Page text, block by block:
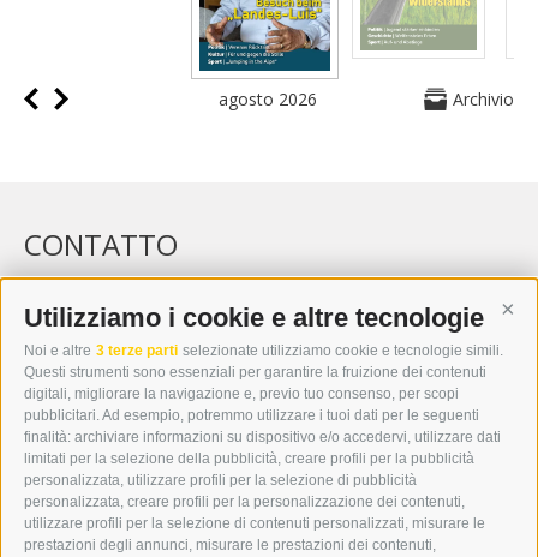
Utilizziamo i cookie e altre tecnologie
Noi e altre 3 terze parti selezionate utilizziamo cookie e tecnologie simili.
Questi strumenti sono essenziali per garantire la fruizione dei contenuti
digitali, migliorare la navigazione e, previo tuo consenso, per scopi
pubblicitari. Ad esempio, potremmo utilizzare i tuoi dati per le seguenti
finalità: archiviare informazioni su dispositivo e/o accedervi, utilizzare dati
limitati per la selezione della pubblicità, creare profili per la pubblicità
personalizzata, utilizzare profili per la selezione di pubblicità
personalizzata, creare profili per la personalizzazione dei contenuti,
utilizzare profili per la selezione di contenuti personalizzati, misurare le
prestazioni degli annunci, misurare le prestazioni dei contenuti,
agosto 2026 Archivio
CONTATTO
WIPP-MEDIA GMBH
DER ERKER
I-39049 VIPITENO
TEL.: +39 0472 766876
GRAFIK@DERERKER.IT
INFO@DERERKER.IT
BARBARA.FONTANA@DERERKER.IT
ERKER